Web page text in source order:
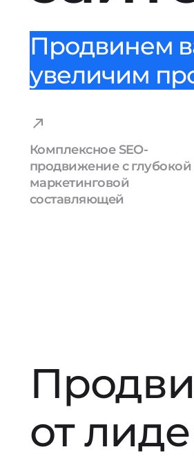
Продвинем
увеличим
Комплексное SEO-
продвижение с глубокой
маркетинговой
составляющей
от